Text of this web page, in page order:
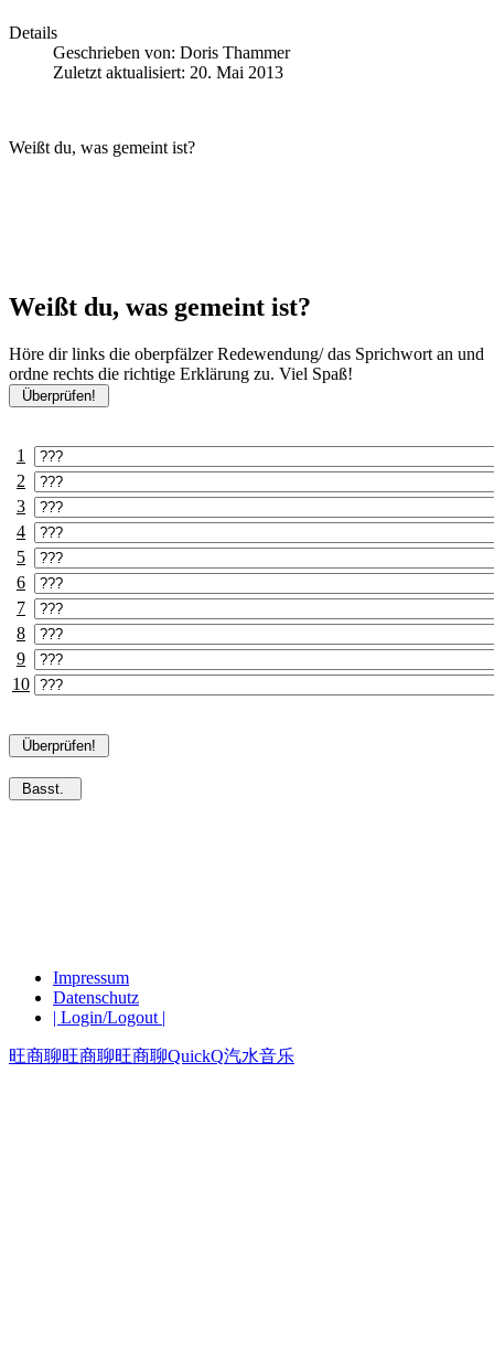
Details
Geschrieben von: Doris Thammer
Zuletzt aktualisiert: 20. Mai 2013
Weißt du, was gemeint ist?
Weißt du, was gemeint ist?
Höre dir links die oberpfälzer Redewendung/ das Sprichwort an und
ordne rechts die richtige Erklärung zu. Viel Spaß!
Überprüfen!
1
2
3
4
5
6
7
8
9
10
Überprüfen!
Basst.
Impressum
Datenschutz
| Login/Logout |
旺商聊旺商聊旺商聊QuickQ汽水音乐